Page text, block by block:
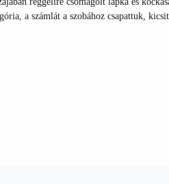
a számlát a szobához csapattuk,